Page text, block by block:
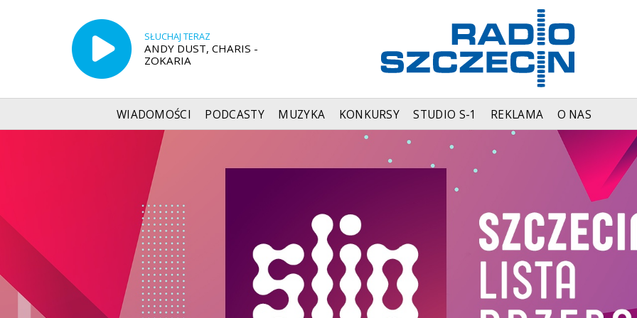
SŁUCHAJ TERAZ
ANDY DUST, CHARIS -
ZOKARIA
WIADOMOŚCI PODCASTY MUZYKA KONKURSY STUDIO S-1 REKLAMA O NAS